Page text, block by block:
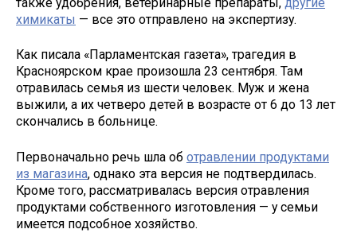
химикаты — все это отправлено на экспертизу.
Как писала «Парламентская газета», трагедия в
Красноярском крае произошла 23 сентября. Там
отравилась семья из шести человек. Муж и жена
выжили, а их четверо детей в возрасте от 6 до 13 лет
скончались в больнице.
Первоначально речь шла об отравлении продуктами
из магазина, однако эта версия не подтвердилась.
Кроме того, рассматривалась версия отравления
продуктами собственного изготовления — у семьи
имеется подсобное хозяйство.